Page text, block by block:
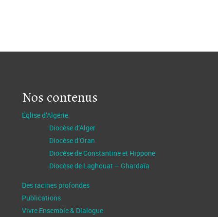
Nos contenus
Église d’Algérie
Diocèse d’Alger
Diocèse d’Oran
Diocèse de Constantine et Hippone
Diocèse de Laghouat – Ghardaïa
Des racines profondes
Publications
Vivre Ensemble & Dialogue